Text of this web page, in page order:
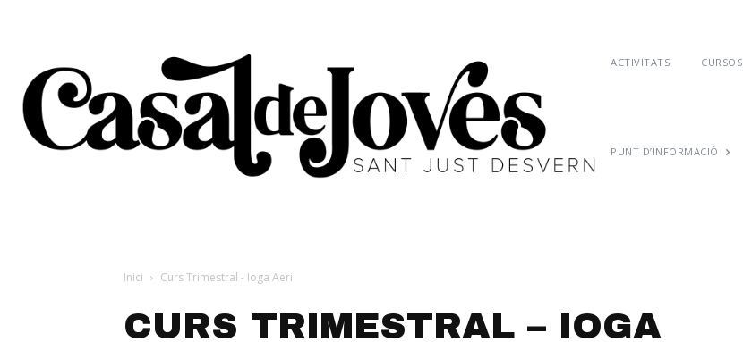
ACTIVITATS CURSOS
PUNT D’INFORMACIÓ
Inici Curs Trimestral - Ioga Aeri
CURS TRIMESTRAL – IOGA